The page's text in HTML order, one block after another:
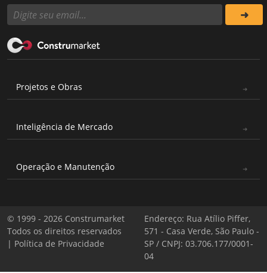
Projetos e Obras
Inteligência de Mercado
Operação e Manutenção
© 1999 - 2026 Construmarket
Todos os direitos reservados
| Política de Privacidade
Endereço: Rua Atílio Piffer,
571 - Casa Verde, São Paulo -
SP / CNPJ: 03.706.177/0001-
04